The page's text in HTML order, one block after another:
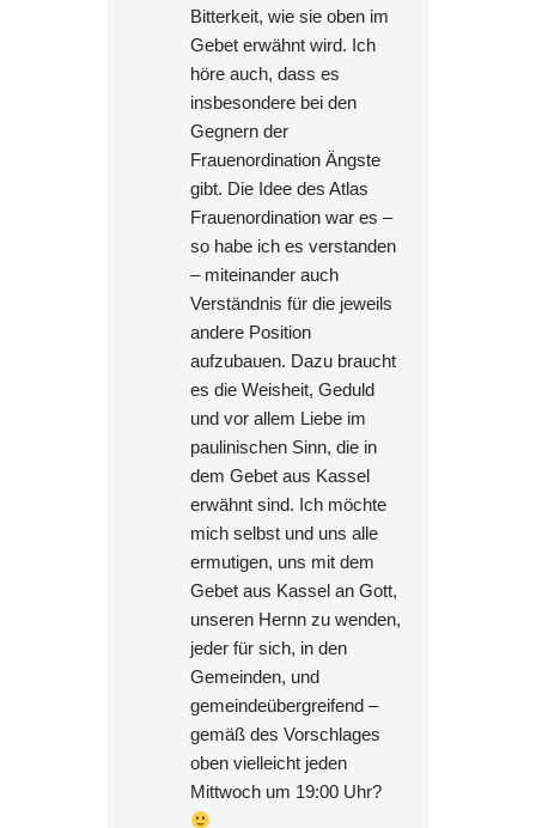
Bitterkeit, wie sie oben im
Gebet erwähnt wird. Ich
höre auch, dass es
insbesondere bei den
Gegnern der
Frauenordination Ängste
gibt. Die Idee des Atlas
Frauenordination war es –
so habe ich es verstanden
– miteinander auch
Verständnis für die jeweils
andere Position
aufzubauen. Dazu braucht
es die Weisheit, Geduld
und vor allem Liebe im
paulinischen Sinn, die in
dem Gebet aus Kassel
erwähnt sind. Ich möchte
mich selbst und uns alle
ermutigen, uns mit dem
Gebet aus Kassel an Gott,
unseren Hernn zu wenden,
jeder für sich, in den
Gemeinden, und
gemeindeübergreifend –
gemäß des Vorschlages
oben vielleicht jeden
Mittwoch um 19:00 Uhr?